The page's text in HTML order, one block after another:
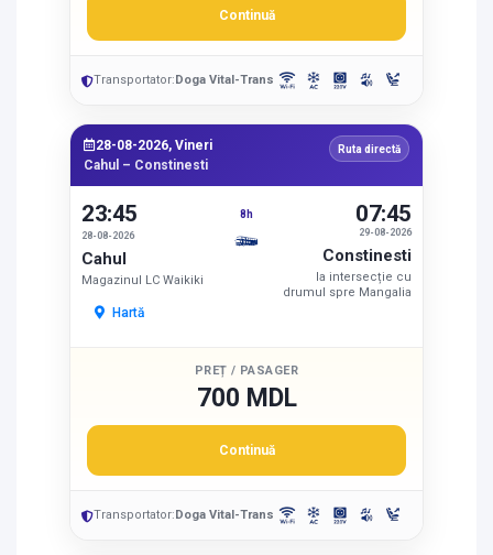
Continuă
Transportator:Doga Vital-Trans
28-08-2026, Vineri
Cahul – Constinesti
Ruta directă
23:45
28-08-2026
Cahul
Magazinul LC Waikiki
Hartă
8h
29-08-2026
07:45
Constinesti
la intersecție cu
drumul spre Mangalia
PREȚ / PASAGER
700 MDL
Continuă
Transportator:Doga Vital-Trans